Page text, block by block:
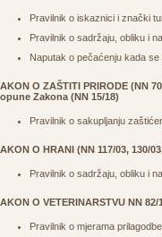
Pravilnik o iskaznici i znački
Pravilnik o sadržaju, obliku i
Naputak o pečaćenju kada
O ZAŠTITI PRIRODE (NN
Zakona (NN 15/18)
Pravilnik o sakupljanju
O HRANI (NN 117/03, 130/
Pravilnik o sadržaju, obliku i
O VETERINARSTVU NN 82/
Pravilnik o mjerama